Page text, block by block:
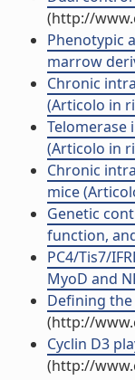
(http://
Phenotypic
marrow
Chronic
(Articolo in
(Articolo in
Chronic
mice
Genetic
function,
PC4/Tis7/
MyoD and
Defining
(http://
Cyclin D3
(http://